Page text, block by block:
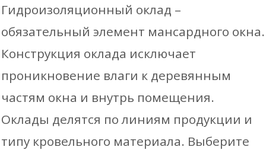
Гидроизоляционный оклад –
обязательный элемент мансардного окна.
Конструкция оклада исключает
проникновение влаги к деревянным
частям окна и внутрь помещения.
Оклады делятся по линиям продукции и
типу кровельного материала. Выберите